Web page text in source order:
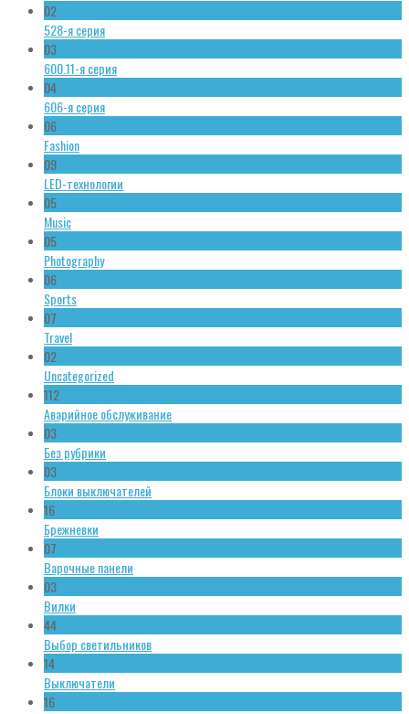
02
528-я серия
03
600.11-я серия
04
606-я серия
06
Fashion
09
LED-технологии
05
Music
05
Photography
06
Sports
07
Travel
02
Uncategorized
112
Аварийное обслуживание
03
Без рубрики
03
Блоки выключателей
16
Брежневки
07
Варочные панели
03
Вилки
44
Выбор светильников
14
Выключатели
16